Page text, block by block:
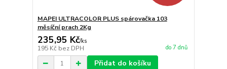
MAPEI ULTRACOLOR PLUS spárovačka 103
měsíční prach 2Kg
235,95 Kč/ks
195 Kč bez DPH do 7 dnů
Přidat do košíku